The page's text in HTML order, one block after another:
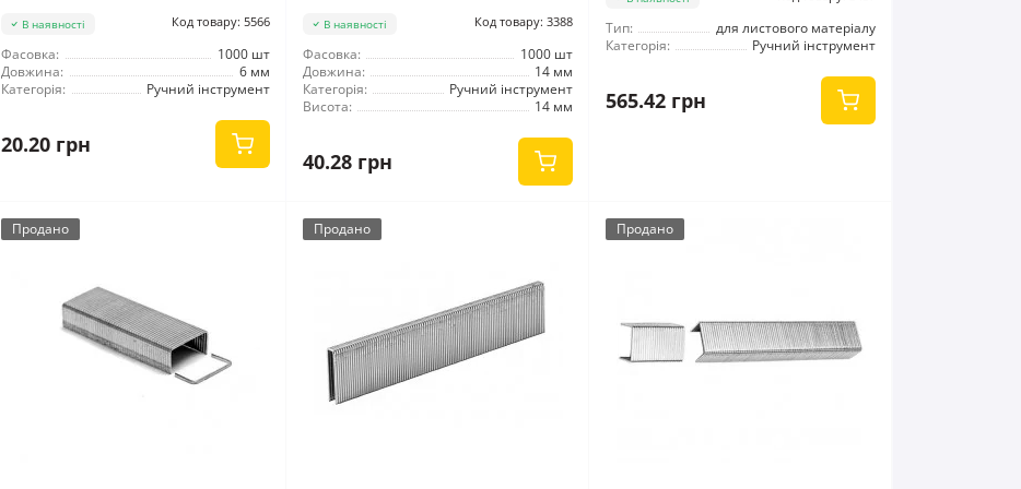
В наявності Код товару: 5566
Фасовка:
1000 шт
Довжина:
6 мм
Категорія:
Ручний інструмент
20.20 грн
В наявності Код товару: 3388
Фасовка:
1000 шт
Довжина:
14 мм
Категорія:
Ручний інструмент
Висота:
14 мм
40.28 грн
Тип:
для листового матеріалу
Категорія:
Ручний інструмент
565.42 грн
Продано Продано Продано